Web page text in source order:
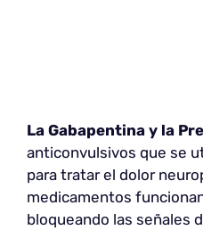
La Gabapentina y la
anticonvulsivos que se
para tratar el dolor
medicamentos
bloqueando las señales